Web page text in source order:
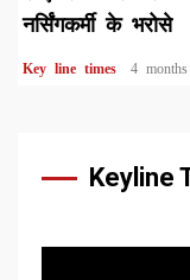
नर्सिंगकर्मी के भरोसे
Key line times 4
Keyline